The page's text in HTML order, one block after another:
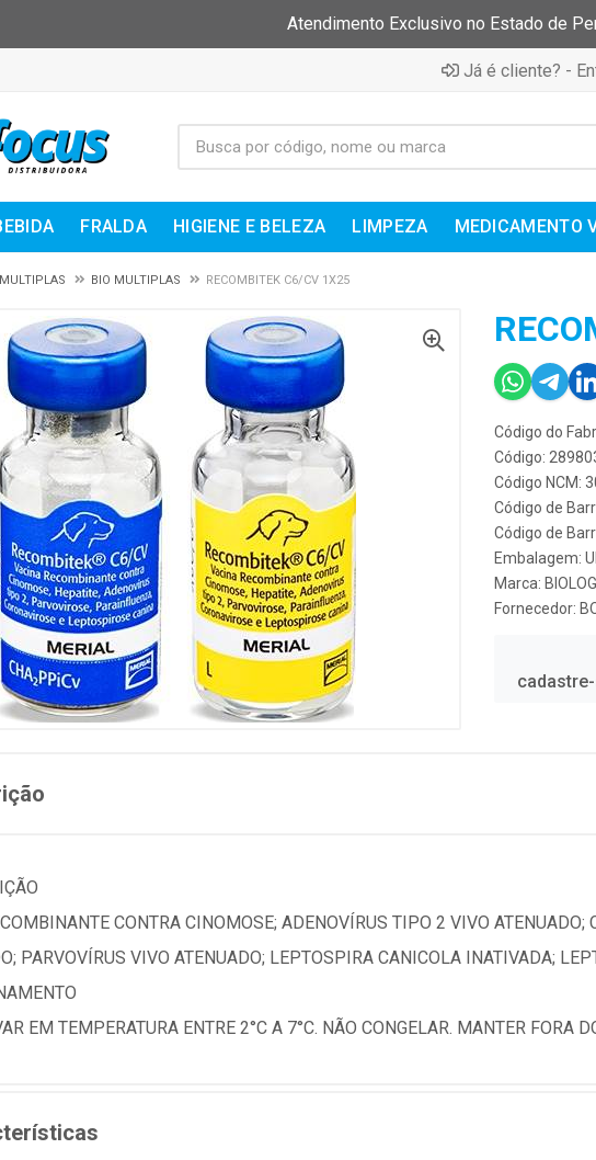
Atendimento Exclusivo no Estado de
Já é cliente? -
FRALDA HIGIENE E BELEZA LIMPEZA MEDICAMENTO
BIO MULTIPLAS RECOMBITEK C6/CV 1X25
Código do
Código:
Código NCM:
Código de
Código de
Embalagem:
Marca:
Fornecedor:
CONTRA CINOMOSE; ADENOVÍRUS TIPO 2 VIVO
PARVOVÍRUS VIVO ATENUADO; LEPTOSPIRA CANICOLA INATIVADA;
EM TEMPERATURA ENTRE 2°C A 7°C. NÃO CONGELAR. MANTER FORA